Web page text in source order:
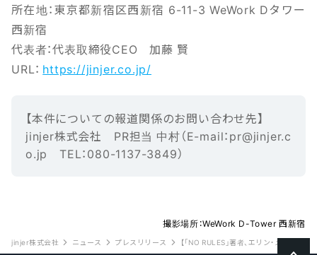
所在地：東京都新宿区西新宿 6-11-3 WeWork Dタワー
西新宿
代表者：代表取締役CEO 加藤 賢
URL： https://jinjer.co.jp/
【本‌件‌に‌つ‌い‌ての報‌道‌関‌係‌の‌お‌問‌い‌合‌わ‌せ先】‌ ‌
jinjer株式会社 ‌PR担当 中村（E-mail‌：‌pr@jinjer.c
o.jp TEL：080-1137-3849）
jinjer株式会社 ニュース プレスリリース 【「NO RULES」著者、エリン・メイヤー
撮影場所：WeWork D-Tower 西新宿